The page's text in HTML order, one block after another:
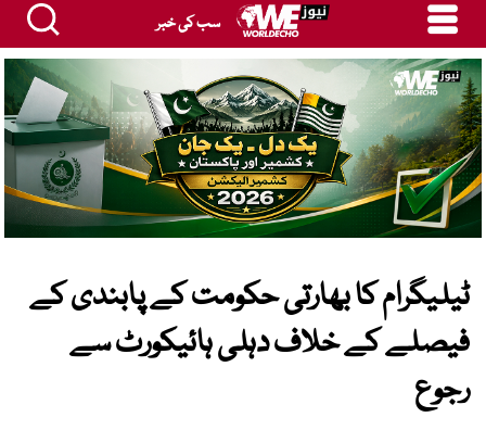
سب کی خبر
ٹیلیگرام کا بھارتی حکومت کے پابندی کے
فیصلے کے خلاف دہلی ہائیکورٹ سے
رجوع